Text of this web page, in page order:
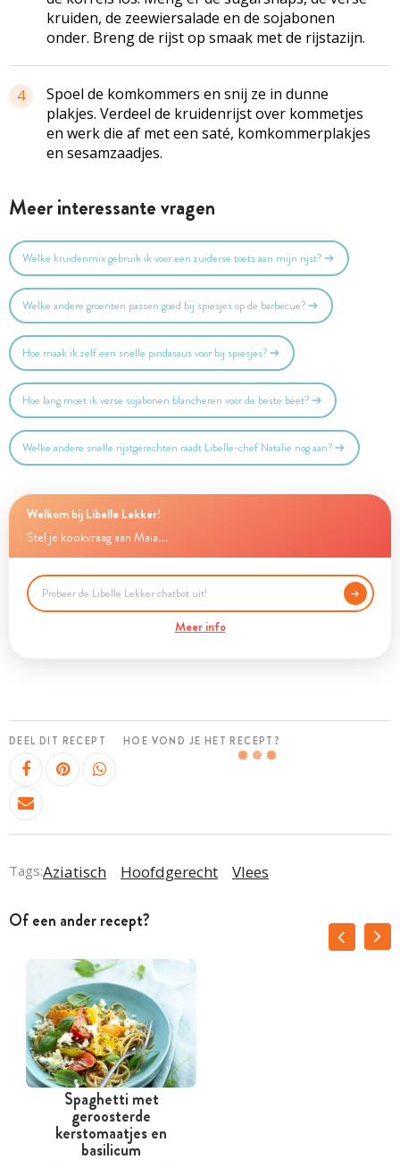
kruiden, de zeewiersalade en de sojabonen
onder. Breng de rijst op smaak met de rijstazijn.
4
Spoel de komkommers en snij ze in dunne
plakjes. Verdeel de kruidenrijst over kommetjes
en werk die af met een saté, komkommerplakjes
en sesamzaadjes.
Meer interessante vragen
Welke kruidenmix gebruik ik voor een zuiderse toets aan mijn rijst?
Welke andere groenten passen goed bij spiesjes op de barbecue?
Hoe maak ik zelf een snelle pindasaus voor bij spiesjes?
Hoe lang moet ik verse sojabonen blancheren voor de beste beet?
Welke andere snelle rijstgerechten raadt Libelle-chef Natalie nog aan?
Welkom bij Libelle Lekker!
Stel je kookvraag aan Maia...
Meer info
DEEL DIT RECEPT HOE VOND JE HET RECEPT?
Tags:Aziatisch Hoofdgerecht Vlees
Of een ander recept?
Spaghetti met
geroosterde
kerstomaatjes en
basilicum